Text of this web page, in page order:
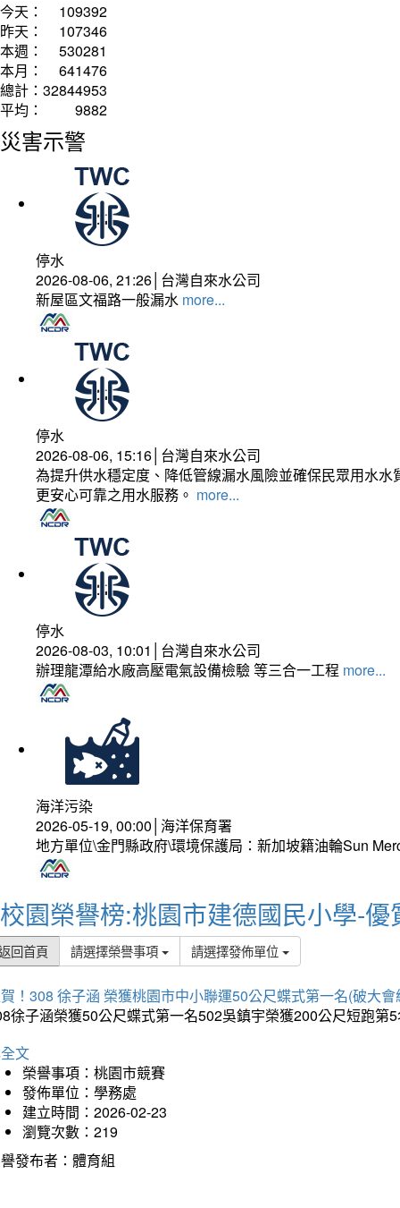
今天：
109392
昨天：
107346
本週：
530281
本月：
641476
總計： 32844953
平均：
9882
災害示警
停水
2026-08-06, 21:26│台灣自來水公司
新屋區文福路一般漏水 more...
停水
2026-08-06, 15:16│台灣自來水公司
為提升供水穩定度、降低管線漏水風險並確保民眾用水
更安心可靠之用水服務。 more...
停水
2026-08-03, 10:01│台灣自來水公司
辦理龍潭給水廠高壓電氣設備檢驗 等三合一工程 more...
海洋污染
2026-05-19, 00:00│海洋保育署
地方單位\金門縣政府\環境保護局：新加坡籍油輪Sun
校園榮譽榜:桃園市建德國民小學-優
回首頁 請選擇榮譽事項 請選擇發佈單位
！308 徐子涵 榮獲桃園市中小聯運50公尺蝶式第一名(破大會
徐子涵榮獲50公尺蝶式第一名502吳鎮宇榮獲200公尺短跑
文
榮譽事項：桃園市競賽
發佈單位：學務處
建立時間：2026-02-23
瀏覽次數：219
發布者：體育組